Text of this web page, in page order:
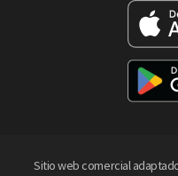
Sitio web comercial